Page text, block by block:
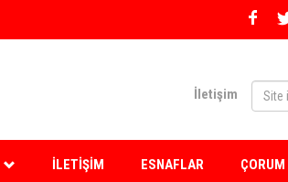
İletişim
İLETIŞIM ESNAFLAR